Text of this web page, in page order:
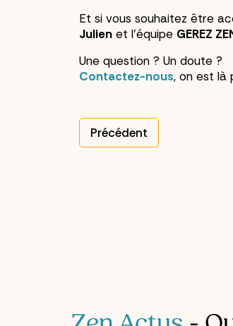
Et si vous souhaitez être
Julien et l'équipe GEREZ
Une question ? Un doute ?
Contactez-nous, on est là
Article précédent :
Précédent